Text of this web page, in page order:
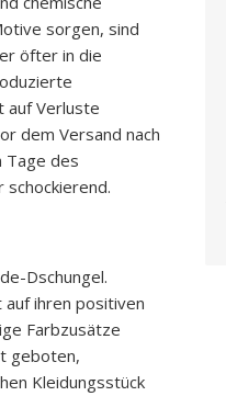
sorgen, sind
öfter in die
auf Verluste
dem Versand nach
Tage des
Dschungel.
ihren positiven
Farbzusätze
geboten,
Kleidungsstück